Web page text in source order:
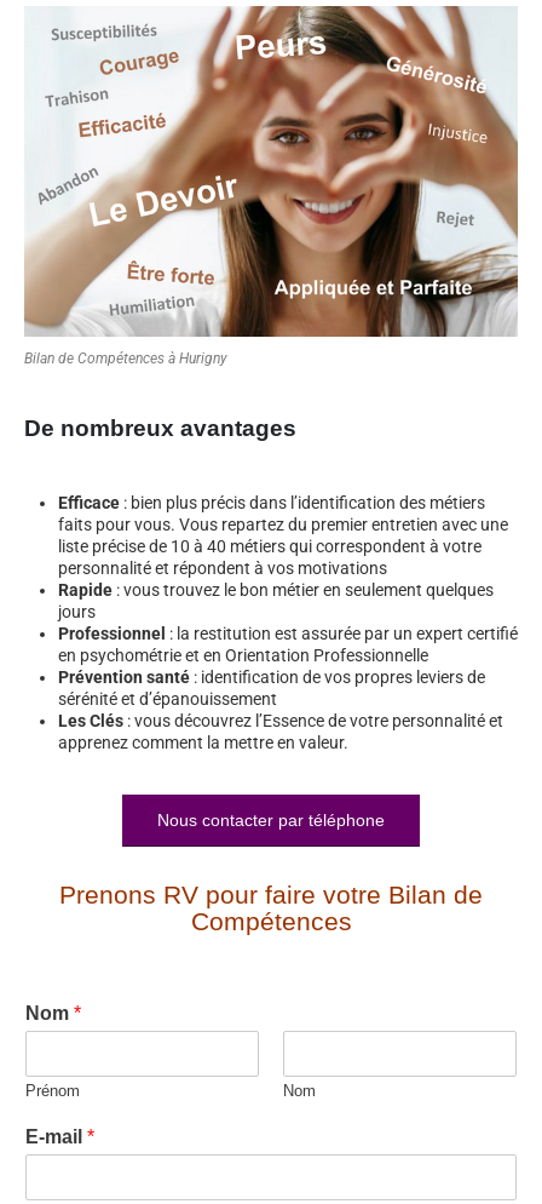
Bilan de Compétences à Hurigny
De nombreux avantages
Efficace : bien plus précis dans l’identification des métiers
faits pour vous. Vous repartez du premier entretien avec une
liste précise de 10 à 40 métiers qui correspondent à votre
personnalité et répondent à vos motivations
Rapide : vous trouvez le bon métier en seulement quelques
jours
Professionnel : la restitution est assurée par un expert certifié
en psychométrie et en Orientation Professionnelle
Prévention santé : identification de vos propres leviers de
sérénité et d’épanouissement
Les Clés : vous découvrez l’Essence de votre personnalité et
apprenez comment la mettre en valeur.
Nous contacter par téléphone
Prenons RV pour faire votre Bilan de
Compétences
Nom *
Prénom Nom
E-mail *